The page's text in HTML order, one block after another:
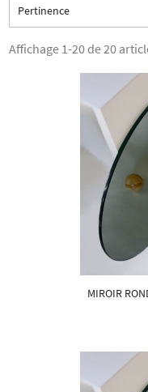
Pertinence
Affichage 1-20 de 20
MIROIR